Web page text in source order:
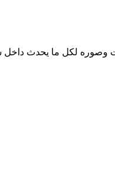
وصوره لكل ما يحدث داخل